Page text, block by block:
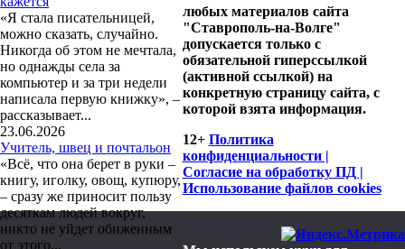
«Я стала писательницей,
можно сказать, случайно.
Никогда об этом не мечтала,
но однажды села за
компьютер и за три недели
написала первую книжку», –
рассказывает...
23.06.2026
Учитель, швец и почтальон
«Всё, что она берет в руки –
книгу, иголку, овощ, купюру,
– сразу же приносит пользу
десяткам людей вокруг,
никто не уйдет обиженным
от этого...
любых материалов сайта
"Ставрополь-на-Волге"
допускается только с
обязательной гиперссылкой
(активной ссылкой) на
конкретную страницу сайта, с
которой взята информация.
12+ Политика
конфиденциальности |
Согласие на обработку ПД |
Использование файлов cookies